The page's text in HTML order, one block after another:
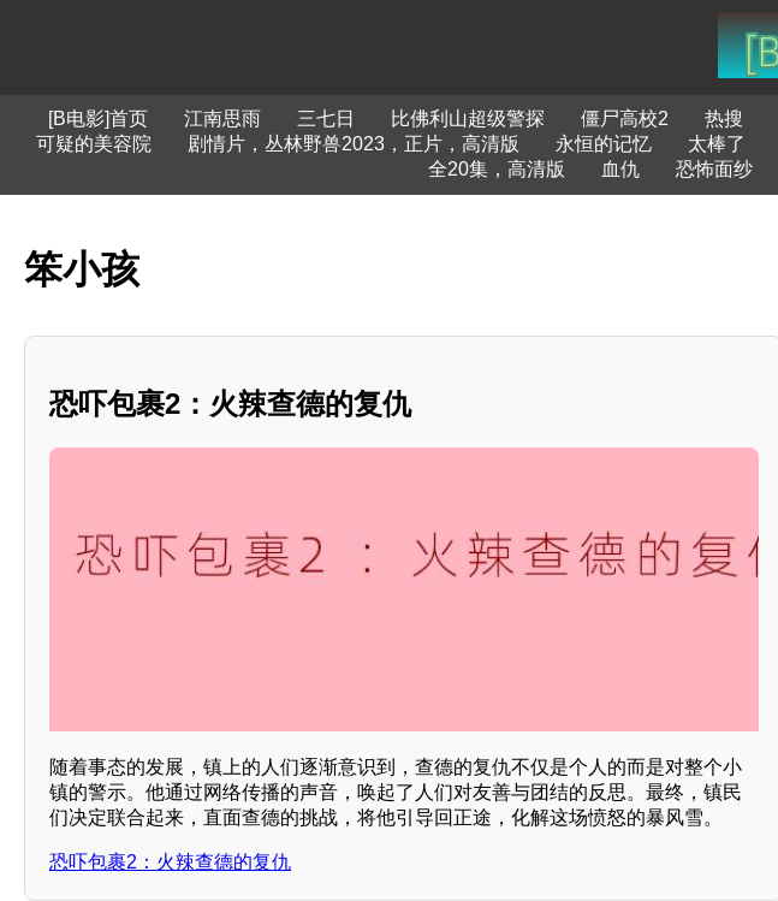
[B电影]首页 江南思雨 三七日 比佛利山超级警探 僵尸高校2 热搜
可疑的美容院
剧情片，丛林野兽2023，正片，高清版 永恒的记忆 太棒了
全20集，高清版
血仇 恐怖面纱
笨小孩
恐吓包裹2：火辣查德的复仇
随着事态的发展，镇上的人们逐渐意识到，查德的复仇不仅是个人的而是对整个小
镇的警示。他通过网络传播的声音，唤起了人们对友善与团结的反思。最终，镇民
们决定联合起来，直面查德的挑战，将他引导回正途，化解这场愤怒的暴风雪。
恐吓包裹2：火辣查德的复仇